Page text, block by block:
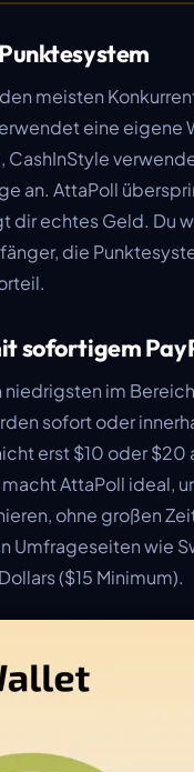
meisten
eine eigene
CashInStyle
an. AttaPoll
dir echtes Geld. Du
die
sofortigem
im
sofort oder
erst $10 oder $20
AttaPoll ideal,
ohne großen
Umfrageseiten wie
($15 Minimum).